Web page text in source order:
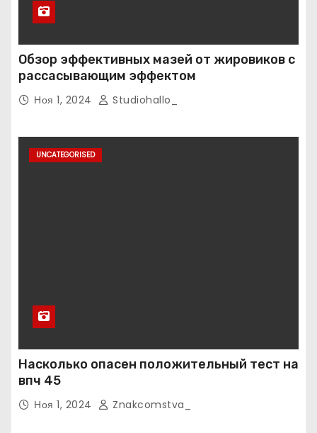
Обзор эффективных мазей от жировиков с
рассасывающим эффектом
Ноя 1, 2024 Studiohallo_
UNCATEGORISED
Насколько опасен положительный тест на
впч 45
Ноя 1, 2024 Znakcomstva_